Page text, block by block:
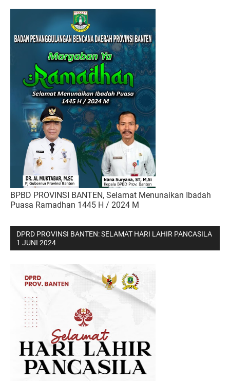
BPBD PROVINSI BANTEN, Selamat Menunaikan Ibadah
Puasa Ramadhan 1445 H / 2024 M
DPRD PROVINSI BANTEN: SELAMAT HARI LAHIR PANCASILA
1 JUNI 2024